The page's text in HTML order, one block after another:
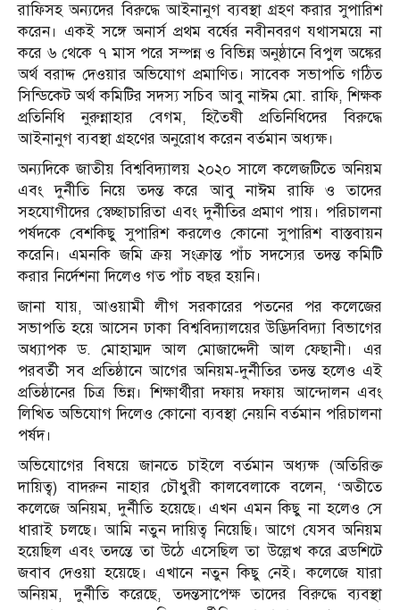
রাফিসহ অন্যদের বিরুদ্ধে আইনানুগ ব্যবস্থা গ্রহণ করার সুপারিশ
করেন। একই সঙ্গে অনার্স প্রথম বর্ষের নবীনবরণ যথাসময়ে না
করে ৬ থেকে ৭ মাস পরে সম্পন্ন ও বিভিন্ন অনুষ্ঠানে বিপুল অঙ্কের
অর্থ বরাদ্দ দেওয়ার অভিযোগ প্রমাণিত। সাবেক সভাপতি গঠিত
সিন্ডিকেট অর্থ কমিটির সদস্য সচিব আবু নাঈম মো. রাফি, শিক্ষক
প্রতিনিধি নুরুন্নাহার বেগম, হিতৈষী প্রতিনিধিদের বিরুদ্ধে
আইনানুগ ব্যবস্থা গ্রহণের অনুরোধ করেন বর্তমান অধ্যক্ষ।
অন্যদিকে জাতীয় বিশ্ববিদ্যালয় ২০২০ সালে কলেজটিতে অনিয়ম
এবং দুর্নীতি নিয়ে তদন্ত করে আবু নাঈম রাফি ও তাদের
সহযোগীদের স্বেচ্ছাচারিতা এবং দুর্নীতির প্রমাণ পায়। পরিচালনা
পর্ষদকে বেশকিছু সুপারিশ করলেও কোনো সুপারিশ বাস্তবায়ন
করেনি। এমনকি জমি ক্রয় সংক্রান্ত পাঁচ সদস্যের তদন্ত কমিটি
করার নির্দেশনা দিলেও গত পাঁচ বছর হয়নি।
জানা যায়, আওয়ামী লীগ সরকারের পতনের পর কলেজের
সভাপতি হয়ে আসেন ঢাকা বিশ্ববিদ্যালয়ের উদ্ভিদবিদ্যা বিভাগের
অধ্যাপক ড. মোহাম্মদ আল মোজাদ্দেদী আল ফেছানী। এর
পরবর্তী সব প্রতিষ্ঠানে আগের অনিয়ম-দুর্নীতির তদন্ত হলেও এই
প্রতিষ্ঠানের চিত্র ভিন্ন। শিক্ষার্থীরা দফায় দফায় আন্দোলন এবং
লিখিত অভিযোগ দিলেও কোনো ব্যবস্থা নেয়নি বর্তমান পরিচালনা
পর্ষদ।
অভিযোগের বিষয়ে জানতে চাইলে বর্তমান অধ্যক্ষ (অতিরিক্ত
দায়িত্ব) বাদরুন নাহার চৌধুরী কালবেলাকে বলেন, ‘অতীতে
কলেজে অনিয়ম, দুর্নীতি হয়েছে। এখন এমন কিছু না হলেও সে
ধারাই চলছে। আমি নতুন দায়িত্ব নিয়েছি। আগে যেসব অনিয়ম
হয়েছিল এবং তদন্তে তা উঠে এসেছিল তা উল্লেখ করে ব্রডশিটে
জবাব দেওয়া হয়েছে। এখানে নতুন কিছু নেই। কলেজে যারা
অনিয়ম, দুর্নীতি করেছে, তদন্তসাপেক্ষ তাদের বিরুদ্ধে ব্যবস্থা